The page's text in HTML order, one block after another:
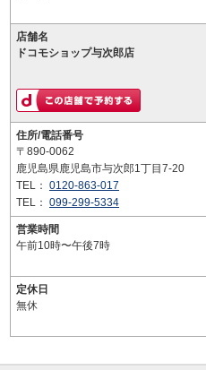
店舗名
ドコモショップ与次郎店
住所/電話番号
〒890-0062
鹿児島県鹿児島市与次郎1丁目7-20
TEL： 0120-863-017
TEL： 099-299-5334
営業時間
午前10時〜午後7時
定休日
無休